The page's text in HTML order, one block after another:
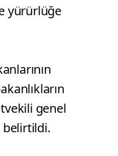
yürürlüğe
genel
belirtildi.